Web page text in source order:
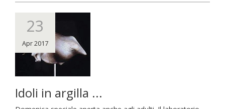
23
Apr 2017
Idoli in argilla ...